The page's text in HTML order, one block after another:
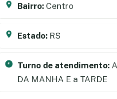
Bairro: Centro
Estado: RS
Turno de atendimento:
DA MANHA E a TARDE